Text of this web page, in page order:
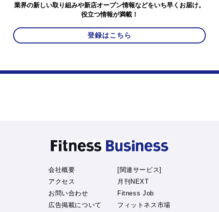
業界の新しい取り組みや新店オープン情報などをいち早くお届け。
役立つ情報が満載！
登録はこちら
会社概要
アクセス
お問い合わせ
広告掲載について
[関連サービス]
月刊NEXT
Fitness Job
フィットネス市場